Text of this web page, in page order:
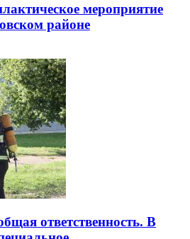
мероприятие
районе
ответственность. В